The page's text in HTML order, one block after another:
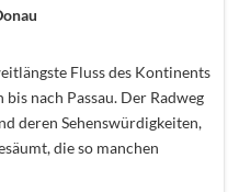
Fluss des Kontinents
nach Passau. Der Radweg
deren Sehenswürdigkeiten,
die so manchen